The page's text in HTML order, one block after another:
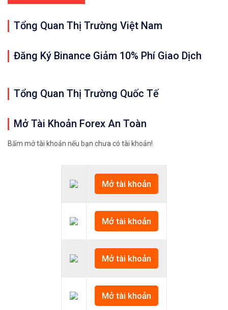
Tổng Quan Thị Trường Việt Nam
Đăng Ký Binance Giảm 10% Phí Giao Dịch
Tổng Quan Thị Trường Quốc Tế
Mở Tài Khoản Forex An Toàn
Bấm mở tài khoản nếu bạn chưa có tài khoản!
Mở tài khoản
Mở tài khoản
Mở tài khoản
Mở tài khoản